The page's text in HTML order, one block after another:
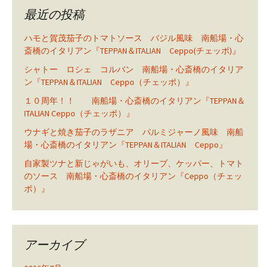
最近の投稿
ハモと賀茂茄子のトマトソース バジル風味 南船場・心
斎橋のイタリアン『TEPPAN＆ITALIAN Ceppo(チェッポ)』
シャトー ロシェ コルバン 南船場・心斎橋のイタリア
ン『TEPPAN＆ITALIAN Ceppo（チェッポ）』
１０周年！！ 南船場・心斎橋のイタリアン『TEPPAN＆
ITALIAN Ceppo（チェッポ）』
ウナギと焼き茄子のラザニア パルミジャーノ風味 南船
場・心斎橋のイタリアン『TEPPAN＆ITALIAN Ceppo』
自家製ツナと新じゃがいも、オリーブ、ケッパー、トマト
のソース 南船場・心斎橋のイタリアン『Ceppo（チェッ
ポ）』
アーカイブ